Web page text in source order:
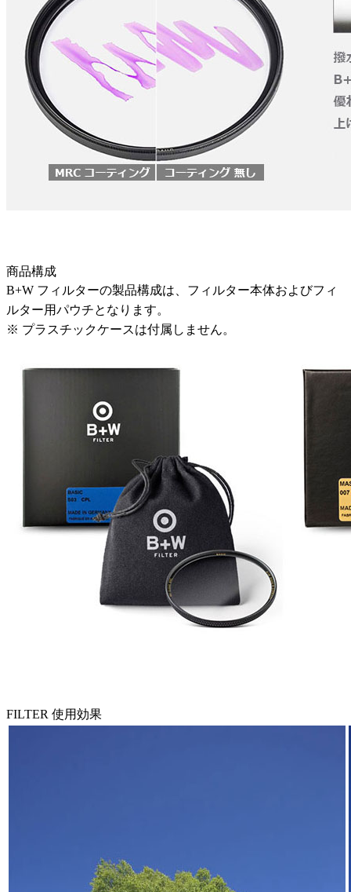
商品構成
B+W フィルターの製品構成は、フィルター本体およびフィ
ルター用パウチとなります。
※ プラスチックケースは付属しません。
FILTER 使用効果